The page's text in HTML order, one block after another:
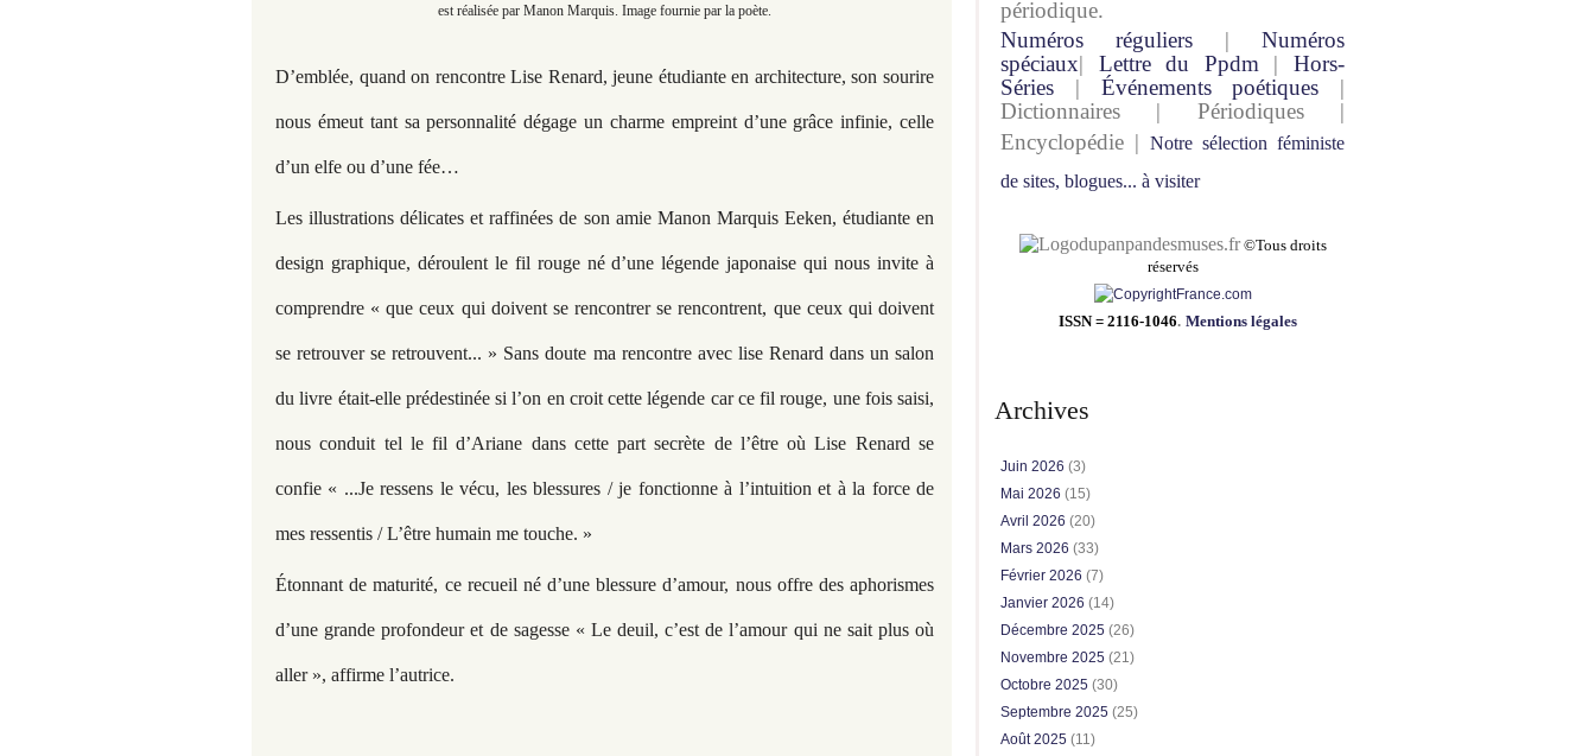
est réalisée par Manon Marquis. Image fournie par la poète.
D’emblée, quand on rencontre Lise Renard, jeune étudiante en architecture, son sourire
nous émeut tant sa personnalité dégage un charme empreint d’une grâce infinie, celle
d’un elfe ou d’une fée…
Les illustrations délicates et raffinées de son amie Manon Marquis Eeken, étudiante en
design graphique, déroulent le fil rouge né d’une légende japonaise qui nous invite à
comprendre « que ceux qui doivent se rencontrer se rencontrent, que ceux qui doivent
se retrouver se retrouvent... » Sans doute ma rencontre avec lise Renard dans un salon
du livre était-elle prédestinée si l’on en croit cette légende car ce fil rouge, une fois saisi,
nous conduit tel le fil d’Ariane dans cette part secrète de l’être où Lise Renard se
confie « ...Je ressens le vécu, les blessures / je fonctionne à l’intuition et à la force de
mes ressentis / L’être humain me touche. »
Étonnant de maturité, ce recueil né d’une blessure d’amour, nous offre des aphorismes
d’une grande profondeur et de sagesse « Le deuil, c’est de l’amour qui ne sait plus où
aller », affirme l’autrice.
périodique.
Numéros réguliers | Numéros
spéciaux| Lettre du Ppdm |Hors-
Séries | Événements poétiques |
Dictionnaires | Périodiques |
Encyclopédie | Notre sélection féministe
de sites, blogues... à visiter
pandesmuses.fr ©Tous droits
réservés
ISSN = 2116-1046. Mentions légales
Archives
Juin 2026 (3)
Mai 2026 (15)
Avril 2026 (20)
Mars 2026 (33)
Février 2026 (7)
Janvier 2026 (14)
Décembre 2025 (26)
Novembre 2025 (21)
Octobre 2025 (30)
Septembre 2025 (25)
Août 2025 (11)